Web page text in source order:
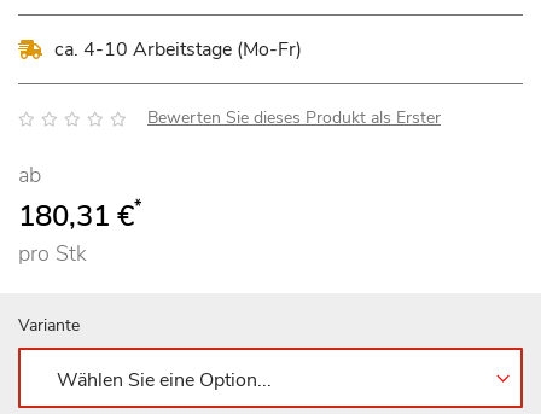
ca. 4-10 Arbeitstage (Mo-Fr)
Bewertung: Bewerten Sie dieses Produkt als Erster
ab
180,31 €*
pro Stk
Variante